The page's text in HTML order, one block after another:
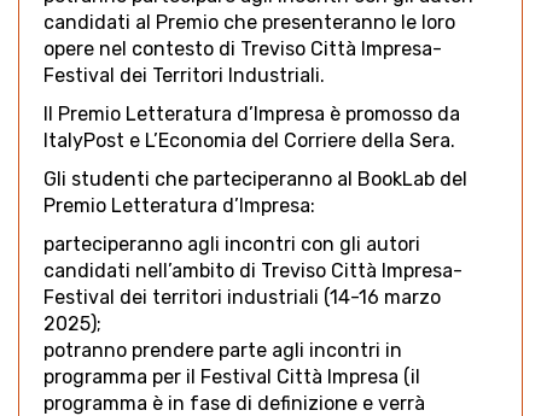
candidati al Premio che presenteranno le loro
opere nel contesto di Treviso Città Impresa-
Festival dei Territori Industriali.
Il Premio Letteratura d’Impresa è promosso da
ItalyPost e L’Economia del Corriere della Sera.
Gli studenti che parteciperanno al BookLab del
Premio Letteratura d’Impresa:
parteciperanno agli incontri con gli autori
candidati nell’ambito di Treviso Città Impresa-
Festival dei territori industriali (14-16 marzo
2025);
potranno prendere parte agli incontri in
programma per il Festival Città Impresa (il
programma è in fase di definizione e verrà